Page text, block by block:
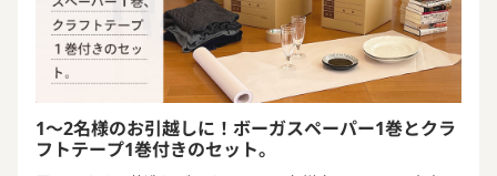
1～2名様のお引越しに！ボーガスペーパー1巻とクラ
フトテープ1巻付きのセット。